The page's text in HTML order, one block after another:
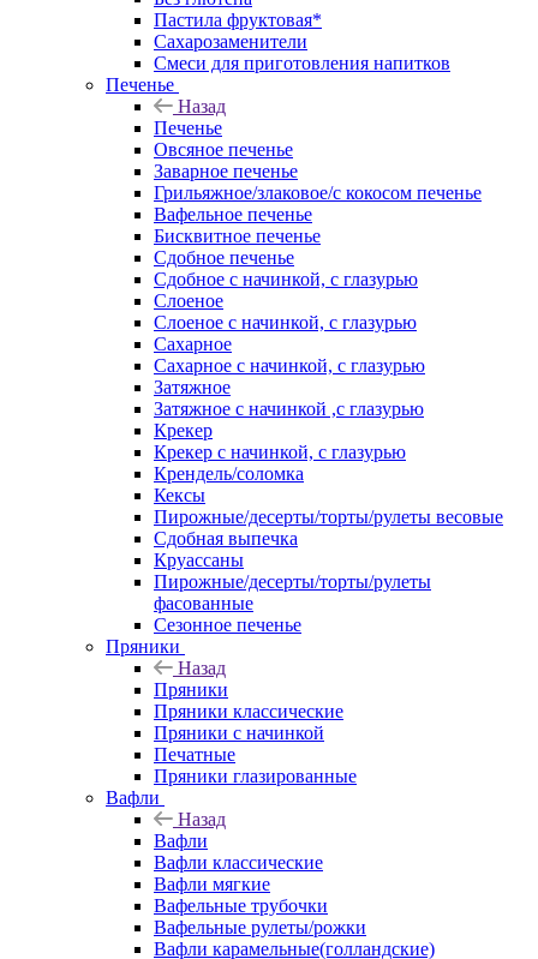
Пастила фруктовая*
Сахарозаменители
Смеси для приготовления напитков
Печенье
Назад
Печенье
Овсяное печенье
Заварное печенье
Грильяжное/злаковое/с кокосом печенье
Вафельное печенье
Бисквитное печенье
Сдобное печенье
Сдобное с начинкой, с глазурью
Слоеное
Слоеное с начинкой, с глазурью
Сахарное
Сахарное с начинкой, с глазурью
Затяжное
Затяжное с начинкой ,с глазурью
Крекер
Крекер с начинкой, с глазурью
Крендель/соломка
Кексы
Пирожные/десерты/торты/рулеты весовые
Сдобная выпечка
Круассаны
Пирожные/десерты/торты/рулеты
фасованные
Сезонное печенье
Пряники
Назад
Пряники
Пряники классические
Пряники с начинкой
Печатные
Пряники глазированные
Вафли
Назад
Вафли
Вафли классические
Вафли мягкие
Вафельные трубочки
Вафельные рулеты/рожки
Вафли карамельные(голландские)